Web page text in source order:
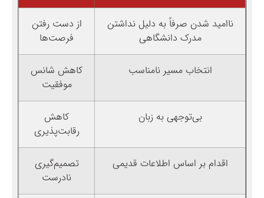
ناامید شدن صرفاً به دلیل نداشتن
مدرک دانشگاهی
از دست رفتن
فرصت‌ها
انتخاب مسیر نامناسب
کاهش شانس
موفقیت
بی‌توجهی به زبان
کاهش
رقابت‌پذیری
اقدام بر اساس اطلاعات قدیمی
تصمیم‌گیری
نادرست